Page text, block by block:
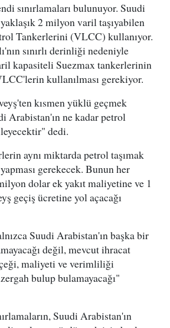
sınırlamaları bulunuyor. Suudi
2 milyon varil taşıyabilen
Tankerlerini (VLCC) kullanıyor.
sınırlı derinliği nedeniyle
kapasiteli Suezmax tankerlerinin
kullanılması gerekiyor.
kısmen yüklü geçmek
Arabistan'ın ne kadar petrol
dedi.
aynı miktarda petrol taşımak
gerekecek. Bunun her
dolar ek yakıt maliyetine ve 1
geçiş ücretine yol açacağı
Suudi Arabistan'ın başka bir
değil, mevcut ihracat
maliyeti ve verimliliği
bulup bulamayacağı"
Suudi Arabistan'ın